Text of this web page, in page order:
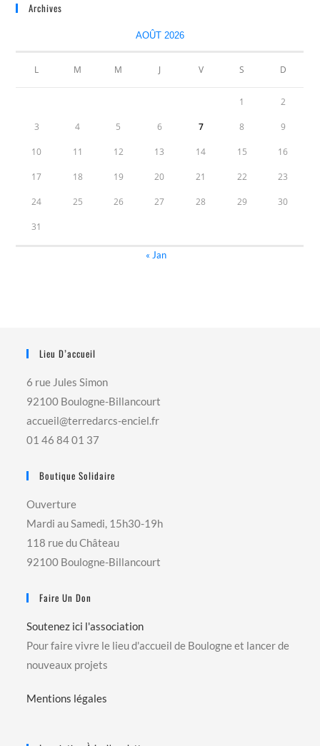
Archives
AOÛT 2026
L M M J V S D
1 2
3 4 5 6 7 8 9
10 11 12 13 14 15 16
17 18 19 20 21 22 23
24 25 26 27 28 29 30
31
« Jan
Lieu D’accueil
6 rue Jules Simon
92100 Boulogne-Billancourt
accueil@terredarcs-enciel.fr
01 46 84 01 37
Boutique Solidaire
Ouverture
Mardi au Samedi, 15h30-19h
118 rue du Château
92100 Boulogne-Billancourt
Faire Un Don
Soutenez ici l'association
Pour faire vivre le lieu d'accueil de Boulogne et lancer de
nouveaux projets
Mentions légales